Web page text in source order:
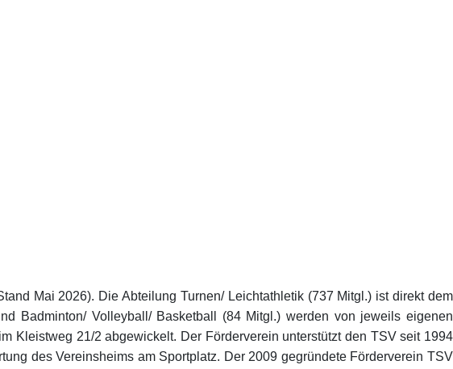
Mai 2026). Die Abteilung Turnen/ Leichtathletik (737 Mitgl.) ist direkt dem
Badminton/ Volleyball/ Basketball (84 Mitgl.) werden von jeweils eigenen
Kleistweg 21/2 abgewickelt. Der Förderverein unterstützt den TSV seit 1994
des Vereinsheims am Sportplatz. Der 2009 gegründete Förderverein TSV